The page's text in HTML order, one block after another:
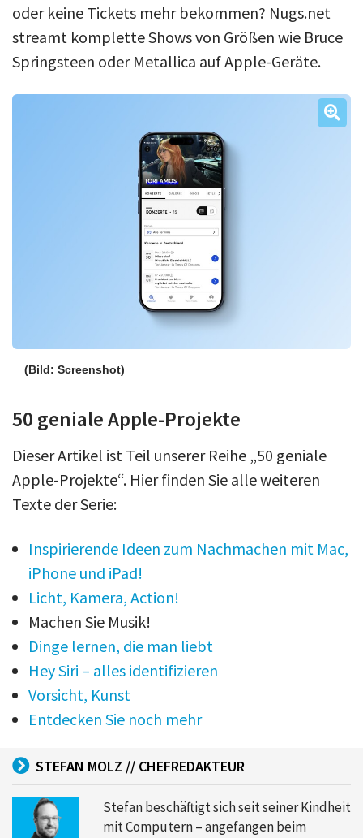
oder keine Tickets mehr bekommen? Nugs.net
streamt komplette Shows von Größen wie Bruce
Springsteen oder Metallica auf Apple-Geräte.
(Bild: Screenshot)
50 geniale Apple-Projekte
Dieser Artikel ist Teil unserer Reihe „50 geniale
Apple-Projekte“. Hier finden Sie alle weiteren
Texte der Serie:
Inspirierende Ideen zum Nachmachen mit Mac,
iPhone und iPad!
Licht, Kamera, Action!
Machen Sie Musik!
Dinge lernen, die man liebt
Hey Siri – alles identifizieren
Vorsicht, Kunst
Entdecken Sie noch mehr
STEFAN MOLZ // CHEFREDAKTEUR
Stefan beschäftigt sich seit seiner Kindheit
mit Computern – angefangen beim